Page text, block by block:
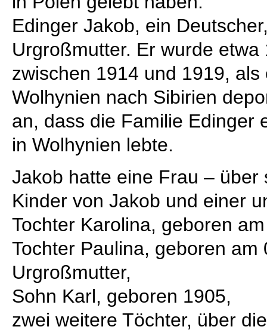
Edinger Jakob, ein
Urgroßmutter. Er wurde
zwischen 1914 und 1919,
Wolhynien nach Sibirien
an, dass die Familie Edinger
in Wolhynien lebte.
Jakob hatte eine Frau – über
Kinder von Jakob und einer
Tochter Karolina, geboren
Tochter Paulina, geboren
Urgroßmutter,
Sohn Karl, geboren 1905,
zwei weitere Töchter, über